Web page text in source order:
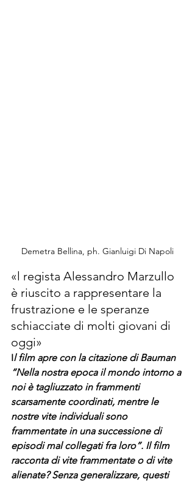
Demetra Bellina, ph. Gianluigi Di Napoli
«l regista Alessandro Marzullo
è riuscito a rappresentare la
frustrazione e le speranze
schiacciate di molti giovani di
oggi»
Il film apre con la citazione di Bauman
“Nella nostra epoca il mondo intorno a
noi è tagliuzzato in frammenti
scarsamente coordinati, mentre le
nostre vite individuali sono
frammentate in una successione di
episodi mal collegati fra loro”. Il film
racconta di vite frammentate o di vite
alienate? Senza generalizzare, questi